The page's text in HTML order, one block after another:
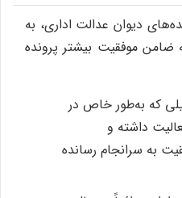
دیوان عدالت اداری، به
ضامن موفقیت بیشتر پرونده
که به‌طور خاص در
داشته و
به سرانجام رسانده